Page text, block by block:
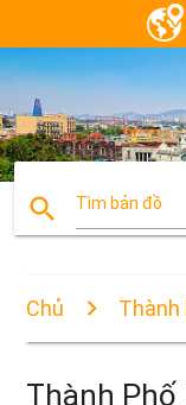
search Tìm bản đồ
Chủ Thành
Thành Phố